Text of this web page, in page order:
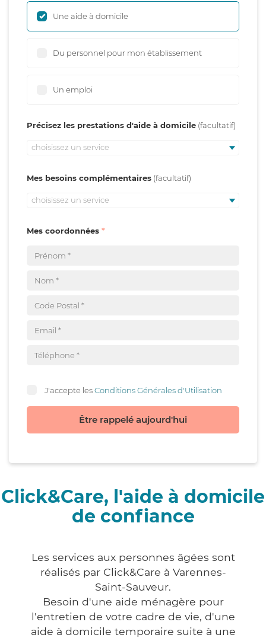
Une aide à domicile
Du personnel pour mon établissement
Un emploi
Précisez les prestations d'aide à domicile
choisissez un service
Mes besoins complémentaires
choisissez un service
Mes coordonnées
J'accepte lesConditions Générales d'Utilisation
Être rappelé aujourd'hui
Click&Care, l'aide à domicile
de confiance
Les services aux personnes âgées sont
réalisés par Click&Care à Varennes-
Saint-Sauveur.
Besoin d'une aide ménagère pour
l'entretien de votre cadre de vie, d'une
aide à domicile temporaire suite à une